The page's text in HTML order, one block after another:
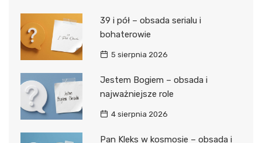
39 i pół – obsada serialu i
bohaterowie
5 sierpnia 2026
Jestem Bogiem – obsada i
najważniejsze role
4 sierpnia 2026
Pan Kleks w kosmosie – obsada i